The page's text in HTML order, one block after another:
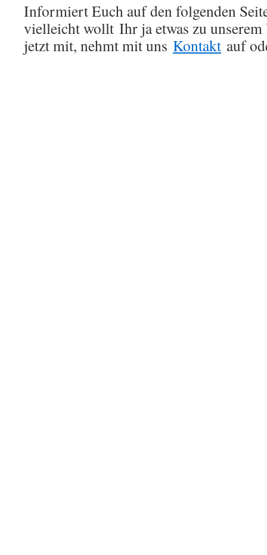
Informiert Euch auf den folgenden
vielleicht wollt Ihr ja etwas zu
jetzt mit, nehmt mit uns Kontakt auf